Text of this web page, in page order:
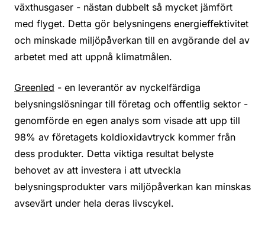
växthusgaser - nästan dubbelt så mycket jämfört
med flyget. Detta gör belysningens energieffektivitet
och minskade miljöpåverkan till en avgörande del av
arbetet med att uppnå klimatmålen.
Greenled - en leverantör av nyckelfärdiga
belysningslösningar till företag och offentlig sektor -
genomförde en egen analys som visade att upp till
98% av företagets koldioxidavtryck kommer från
dess produkter. Detta viktiga resultat belyste
behovet av att investera i att utveckla
belysningsprodukter vars miljöpåverkan kan minskas
avsevärt under hela deras livscykel.